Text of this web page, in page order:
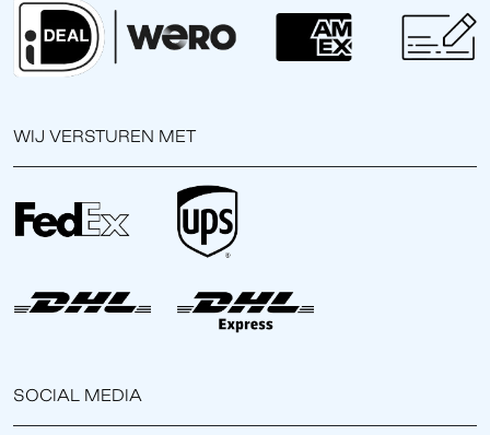
WIJ VERSTUREN MET
SOCIAL MEDIA